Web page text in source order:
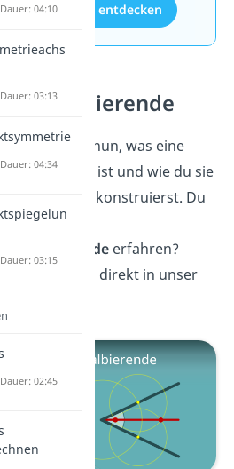
Aufgaben entdecken
Du weißt nun, was eine
ist und wie du sie
einem Dreieck konstruierst. Du
mehr über
erfahren?
schau dazu direkt in unser
04:10
03:13
04:34
03:15
02:45